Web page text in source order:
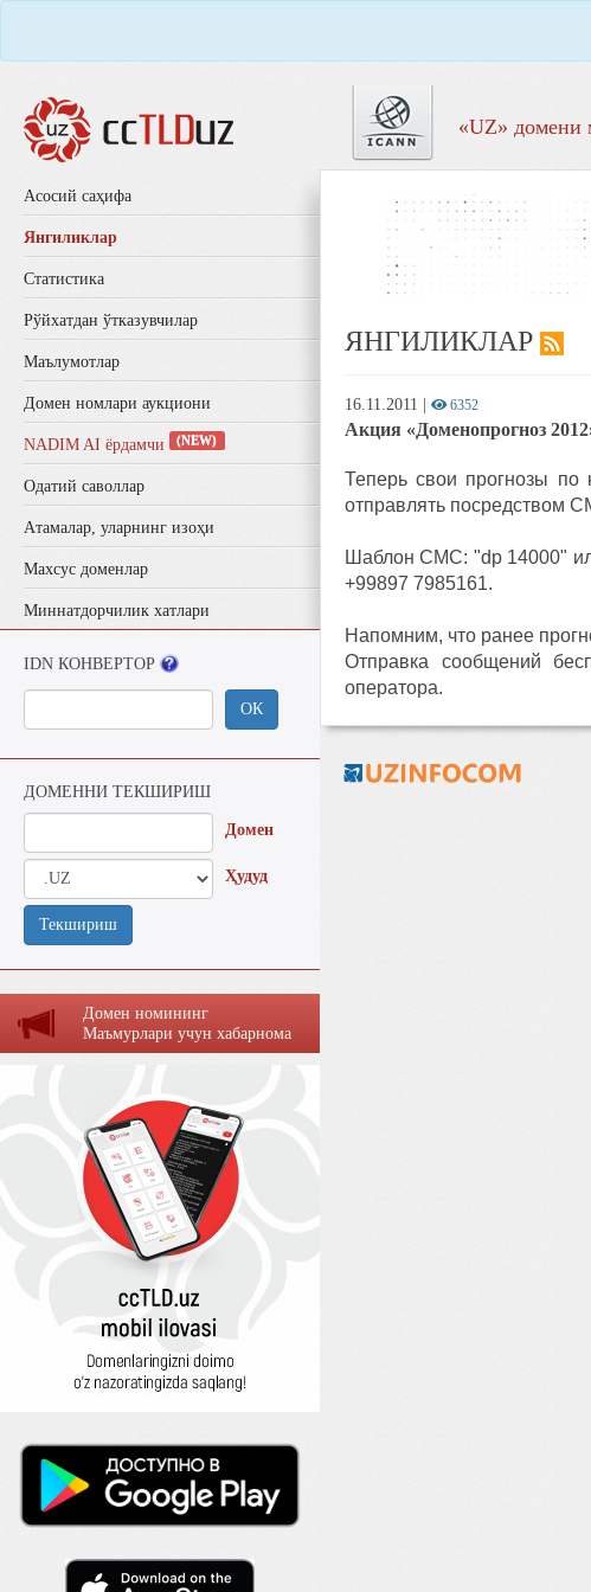
«UZ» домени
Aсосий саҳифа
Янгиликлар
Статистика
Рўйхатдан ўтказувчилар
Маълумотлар
Домен номлари аукциони
NADIM AI ёрдамчи (NEW)
Одатий саволлар
Aтамалар, уларнинг изоҳи
Махсус доменлар
Миннатдорчилик хатлари
IDN КОНВЕРТОР
ОК
ДОМЕННИ ТЕКШИРИШ
Домен
Ҳудуд
Текшириш
Домен номининг
Маъмурлaри учун хaбaрномa
ЯНГИЛИКЛАР
16.11.2011 6352
Акция «Доменопрогноз
Теперь свои прогнозы
отправлять посредством
Шаблон СМС: "dp 14000"
+99897 7985161.
Напомним, что ранее
Отправка сообщений
оператора.